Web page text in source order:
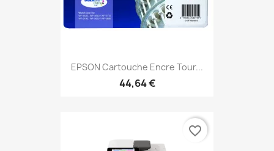
EPSON Cartouche Encre Tour...
44,64 €
favorite_border